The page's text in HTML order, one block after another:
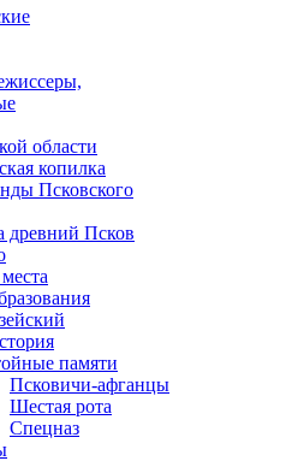
области
копилка
Псковского
древний Псков
памяти
Псковичи-афганцы
Шестая рота
Спецназ